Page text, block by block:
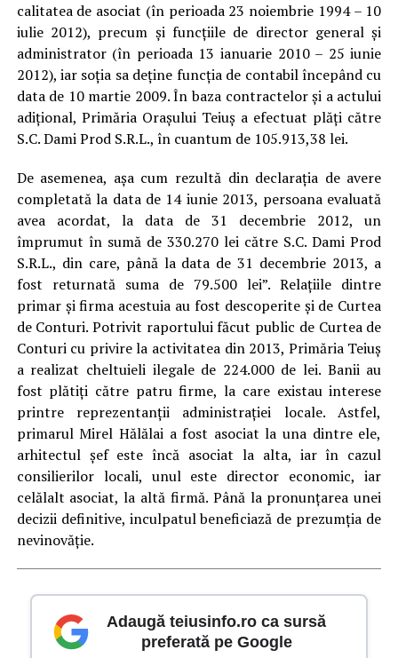
calitatea de asociat (în perioada 23 noiembrie 1994 – 10
iulie 2012), precum şi funcţiile de director general şi
administrator (în perioada 13 ianuarie 2010 – 25 iunie
2012), iar soţia sa deţine funcţia de contabil începând cu
data de 10 martie 2009. În baza contractelor şi a actului
adiţional, Primăria Oraşului Teiuş a efectuat plăţi către
S.C. Dami Prod S.R.L., în cuantum de 105.913,38 lei.
De asemenea, aşa cum rezultă din declaraţia de avere
completată la data de 14 iunie 2013, persoana evaluată
avea acordat, la data de 31 decembrie 2012, un
împrumut în sumă de 330.270 lei către S.C. Dami Prod
S.R.L., din care, până la data de 31 decembrie 2013, a
fost returnată suma de 79.500 lei”. Relaţiile dintre
primar şi firma acestuia au fost descoperite şi de Curtea
de Conturi. Potrivit raportului făcut public de Curtea de
Conturi cu privire la activitatea din 2013, Primăria Teiuş
a realizat cheltuieli ilegale de 224.000 de lei. Banii au
fost plătiţi către patru firme, la care existau interese
printre reprezentanţii administraţiei locale. Astfel,
primarul Mirel Hălălai a fost asociat la una dintre ele,
arhitectul şef este încă asociat la alta, iar în cazul
consilierilor locali, unul este director economic, iar
celălalt asociat, la altă firmă. Până la pronunțarea unei
decizii definitive, inculpatul beneficiază de prezumția de
nevinovăție.
Adaugă teiusinfo.ro ca sursă
preferată pe Google